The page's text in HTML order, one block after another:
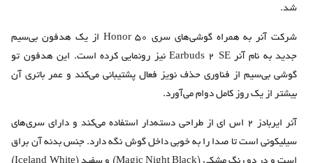
شد.
شرکت آنر به همراه گوشی‌های سری Honor 50 از یک هدفون بی‌سیم
جدید به نام آنر Earbuds 2 SE نیز رونمایی کرده است. این هدفون تو
گوشی بی‌سیم از فناوری حذف نویز فعال پشتیبانی می‌کند و عمر باتری آن
بیشتر از یک روز کامل دوام می‌آورد.
آنر ایربادز ۲ اس ای از طراحی دسته‌دار استفاده می‌کند و دارای سری‌های
سیلیکونی است تا صدا را به خوبی داخل گوش نگه دارد. جنس بدنه آن براق